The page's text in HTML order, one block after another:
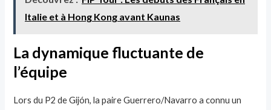
Italie et à Hong Kong avant Kaunas
La dynamique fluctuante de
l’équipe
Lors du P2 de Gijón, la paire Guerrero/Navarro a connu un